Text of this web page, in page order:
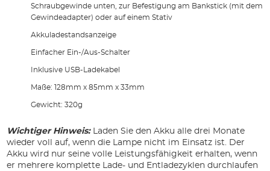
Schraubgewinde unten, zur Befestigung am Bankstick (mit dem
Gewindeadapter) oder auf einem Stativ
Akkuladestandsanzeige
Einfacher Ein-/Aus-Schalter
Inklusive USB-Ladekabel
Maße: 128mm x 85mm x 33mm
Gewicht: 320g
Wichtiger Hinweis:Laden Sie den Akku alle drei Monate
wieder voll auf, wenn die Lampe nicht im Einsatz ist. Der
Akku wird nur seine volle Leistungsfähigkeit erhalten, wenn
er mehrere komplette Lade- und Entladezyklen durchlaufen